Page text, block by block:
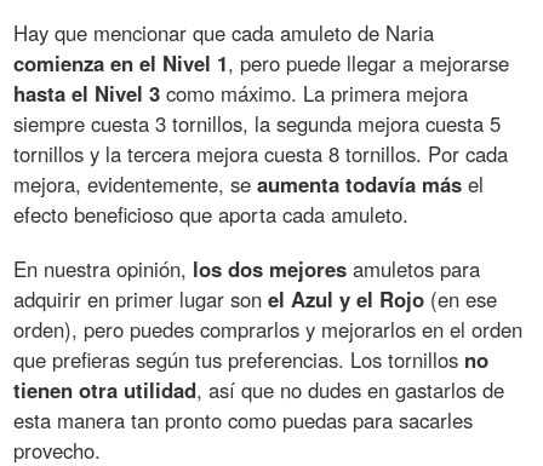
Hay que mencionar que cada amuleto de Naria
comienza en el Nivel 1, pero puede llegar a mejorarse
hasta el Nivel 3 como máximo. La primera mejora
siempre cuesta 3 tornillos, la segunda mejora cuesta 5
tornillos y la tercera mejora cuesta 8 tornillos. Por cada
mejora, evidentemente, seaumenta todavía más el
efecto beneficioso que aporta cada amuleto.
En nuestra opinión, los dos mejores amuletos para
adquirir en primer lugar sonel Azul y el Rojo (en ese
orden), pero puedes comprarlos y mejorarlos en el orden
que prefieras según tus preferencias. Los tornillos no
tienen otra utilidad, así que no dudes en gastarlos de
esta manera tan pronto como puedas para sacarles
provecho.